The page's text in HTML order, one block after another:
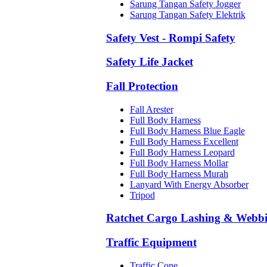
Sarung Tangan Safety Jogger
Sarung Tangan Safety Elektrik
Safety Vest - Rompi Safety
Safety Life Jacket
Fall Protection
Fall Arester
Full Body Harness
Full Body Harness Blue Eagle
Full Body Harness Excellent
Full Body Harness Leopard
Full Body Harness Mollar
Full Body Harness Murah
Lanyard With Energy Absorber
Tripod
Ratchet Cargo Lashing &
Traffic Equipment